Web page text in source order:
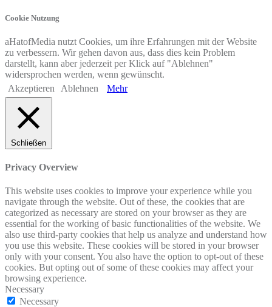
Cookie Nutzung
aHatofMedia nutzt Cookies, um ihre Erfahrungen mit der Website
zu verbessern. Wir gehen davon aus, dass dies kein Problem
darstellt, kann aber jederzeit per Klick auf "Ablehnen"
widersprochen werden, wenn gewünscht.
Akzeptieren
Ablehnen Mehr
Schließen
Privacy Overview
This website uses cookies to improve your experience while you
navigate through the website. Out of these, the cookies that are
categorized as necessary are stored on your browser as they are
essential for the working of basic functionalities of the website. We
also use third-party cookies that help us analyze and understand how
you use this website. These cookies will be stored in your browser
only with your consent. You also have the option to opt-out of these
cookies. But opting out of some of these cookies may affect your
browsing experience.
Necessary
Necessary